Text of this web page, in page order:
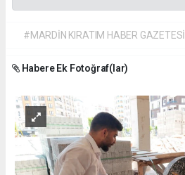
#MARDİN KIRATIM HABER GAZETESİ
Habere Ek Fotoğraf(lar)